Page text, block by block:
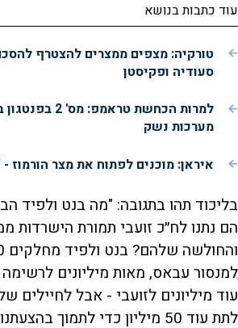
עוד כתבות בנושא
טורקיה: מצפים ממצרים להצטרף
סעודיה ופקיסטן
למרות הכחשת
מערכות נשק
איראן: מוכנים לפתוח את מצר הורמוז
בליכוד תהו בתגובה: "מה בנט ולפיד
הם נתנו לח״כ זועבי תמורת הישרדות
למנסור עבאס, מאות מיליונים
עוד מיליונים לזועבי - אבל לחיילים